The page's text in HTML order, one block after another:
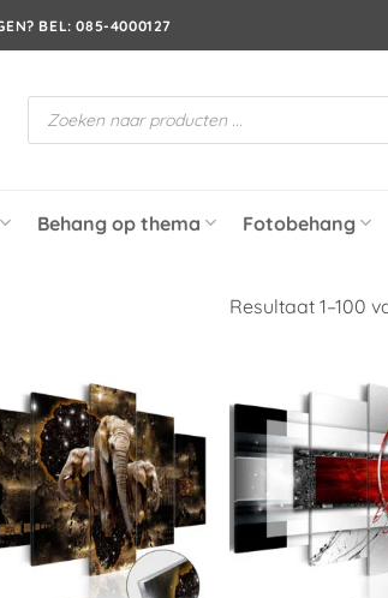
BEL: 085-4000127
Producten
zoeken
Behang op thema Fotobehang
Resultaat 1–100
Toevoegen
aan
verlanglijst